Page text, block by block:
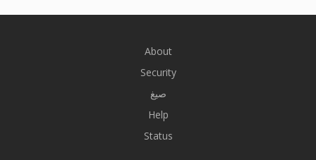
About
Security
صيغ
Help
Status